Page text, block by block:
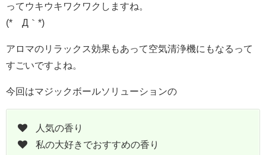
ってウキウキワクワクしますね。
(*´Д｀*)
アロマのリラックス効果もあって空気清浄機にもなるって
すごいですよね。
今回はマジックボールソリューションの
人気の香り
私の大好きでおすすめの香り